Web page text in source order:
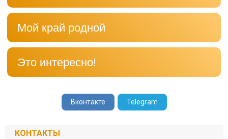
Мой край родной
Это интересно!
Вконтакте Telegram
КОНТАКТЫ